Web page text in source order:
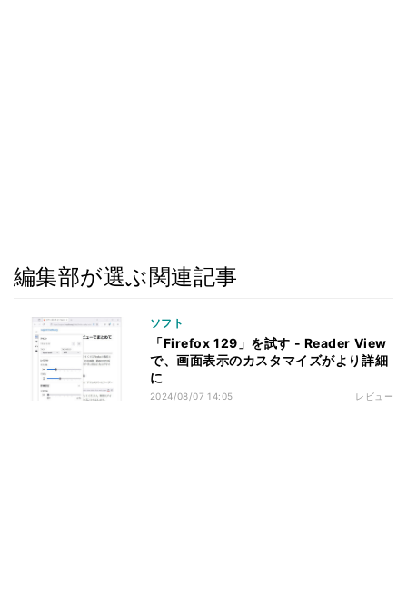
編集部が選ぶ関連記事
ソフト
「Firefox 129」を試す - Reader View
で、画面表示のカスタマイズがより詳細
に
2024/08/07 14:05 レビュー